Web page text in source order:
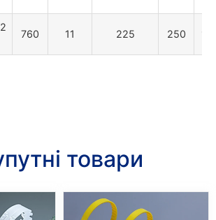
760 11 225 250
товари